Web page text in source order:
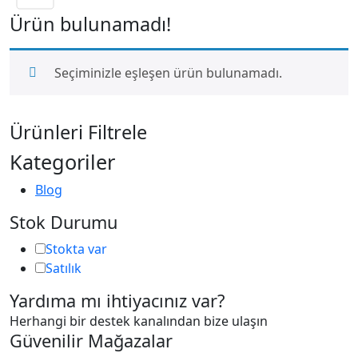
Ürün bulunamadı!
Seçiminizle eşleşen ürün bulunamadı.
Ürünleri Filtrele
Kategoriler
Blog
Stok Durumu
Stokta var
Satılık
Yardıma mı ihtiyacınız var?
Herhangi bir destek kanalından bize ulaşın
Güvenilir Mağazalar